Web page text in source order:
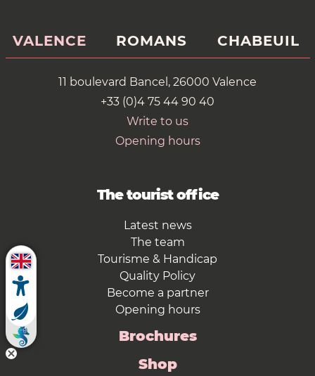
VALENCE ROMANS CHABEUIL
11 boulevard Bancel, 26000 Valence
+33 (0)4 75 44 90 40
Write to us
Opening hours
The tourist office
Latest news
The team
Tourisme & Handicap
Quality Policy
Become a partner
Opening hours
Brochures
Shop